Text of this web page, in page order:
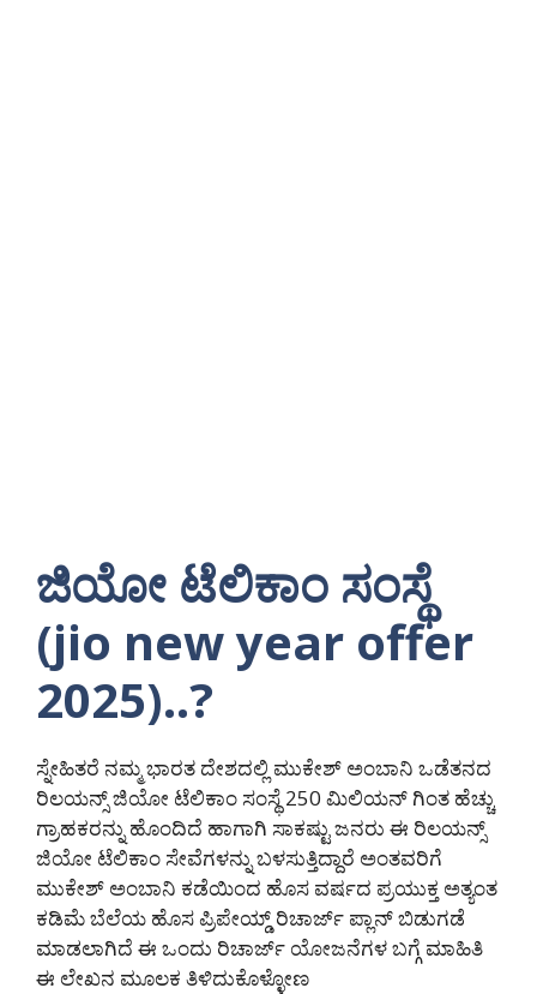
ಜಿಯೋ ಟೆಲಿಕಾಂ ಸಂಸ್ಥೆ
(jio new year offer
2025)..?
ಸ್ನೇಹಿತರೆ ನಮ್ಮ ಭಾರತ ದೇಶದಲ್ಲಿ ಮುಕೇಶ್ ಅಂಬಾನಿ ಒಡೆತನದ
ರಿಲಯನ್ಸ್ ಜಿಯೋ ಟೆಲಿಕಾಂ ಸಂಸ್ಥೆ 250 ಮಿಲಿಯನ್ ಗಿಂತ ಹೆಚ್ಚು
ಗ್ರಾಹಕರನ್ನು ಹೊಂದಿದೆ ಹಾಗಾಗಿ ಸಾಕಷ್ಟು ಜನರು ಈ ರಿಲಯನ್ಸ್
ಜಿಯೋ ಟೆಲಿಕಾಂ ಸೇವೆಗಳನ್ನು ಬಳಸುತ್ತಿದ್ದಾರೆ ಅಂತವರಿಗೆ
ಮುಕೇಶ್ ಅಂಬಾನಿ ಕಡೆಯಿಂದ ಹೊಸ ವರ್ಷದ ಪ್ರಯುಕ್ತ ಅತ್ಯಂತ
ಕಡಿಮೆ ಬೆಲೆಯ ಹೊಸ ಪ್ರಿಪೇಯ್ಡ್ ರಿಚಾರ್ಜ್ ಪ್ಲಾನ್ ಬಿಡುಗಡೆ
ಮಾಡಲಾಗಿದೆ ಈ ಒಂದು ರಿಚಾರ್ಜ್ ಯೋಜನೆಗಳ ಬಗ್ಗೆ ಮಾಹಿತಿ
ಈ ಲೇಖನ ಮೂಲಕ ತಿಳಿದುಕೊಳ್ಳೋಣ